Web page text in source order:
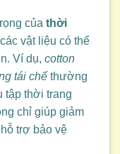
của thời
vật liệu có thể
Ví dụ, cotton
tái chế thường
tập thời trang
chỉ giúp giảm
trợ bảo vệ